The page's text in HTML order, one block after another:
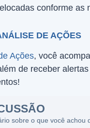
conforme as
DE AÇÕES
Ações, você
de receber
sobre o que você achou